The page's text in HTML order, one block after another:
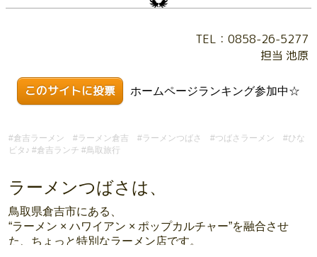
TEL：0858-26-5277
担当 池原
ホームページランキング参加中☆
このサイトに投票
#倉吉ラーメン #ラーメン倉吉 #ラーメンつばさ #つばさラーメン #ひな
ビタ♪ #倉吉ランチ #鳥取旅行
ラーメンつばさは、
鳥取県倉吉市にある、
“ラーメン × ハワイアン × ポップカルチャー”を融合させ
た、ちょっと特別なラーメン店です。